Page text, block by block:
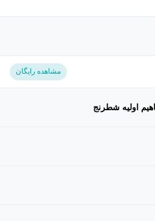
مشاهده رایگان
اولیه شطرنج